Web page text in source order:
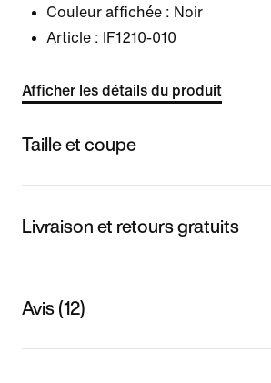
Couleur affichée : Noir
Article :
IF1210-010
Afficher les détails du produit
Taille et coupe
Livraison et retours gratuits
Avis (12)